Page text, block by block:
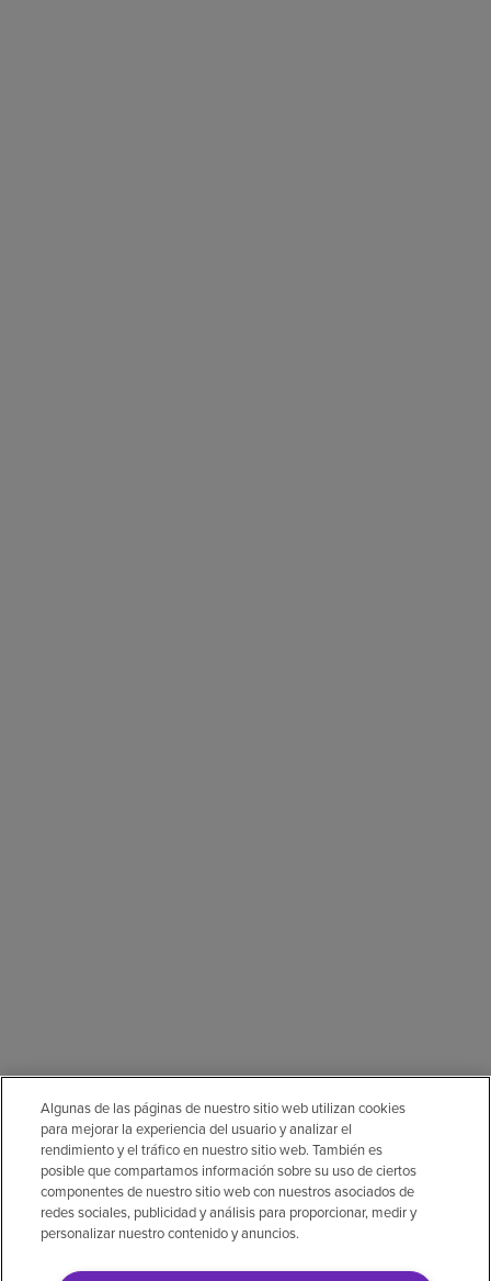
Algunas de las páginas de nuestro sitio web utilizan cookies
para mejorar la experiencia del usuario y analizar el
rendimiento y el tráfico en nuestro sitio web. También es
posible que compartamos información sobre su uso de ciertos
componentes de nuestro sitio web con nuestros asociados de
redes sociales, publicidad y análisis para proporcionar, medir y
personalizar nuestro contenido y anuncios.